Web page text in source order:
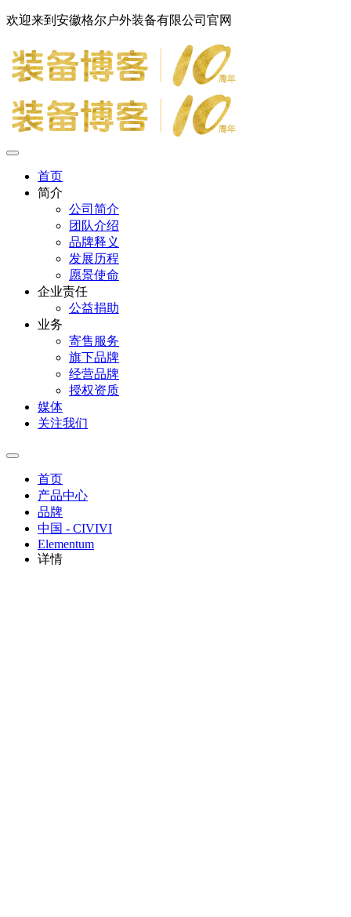
欢迎来到安徽格尔户外装备有限公司官网
首页
简介
公司简介
团队介绍
品牌释义
发展历程
愿景使命
企业责任
公益捐助
业务
寄售服务
旗下品牌
经营品牌
授权资质
媒体
关注我们
首页
产品中心
品牌
中国 - CIVIVI
Elementum
详情